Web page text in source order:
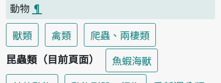
動物 ¶
獸類
禽類
爬蟲、兩棲類
昆蟲類（目前頁面）
魚蝦海獸